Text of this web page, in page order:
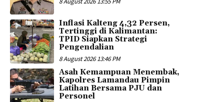
Inflasi Kalteng 4,32 Persen,
Tertinggi di Kalimantan:
TPID Siapkan Strategi
Pengendalian
8 August 2026 13:46 PM
Asah Kemampuan Menembak,
Kapolres Lamandau Pimpin
Latihan Bersama PJU dan
Personel